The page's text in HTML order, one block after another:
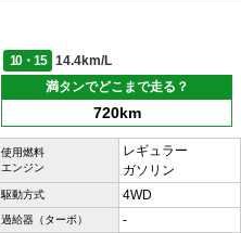
10・15
14.4km/L
満タンでどこまで走る？
720km
使用燃料
エンジン
レギュラー
ガソリン
駆動方式 4WD
過給器（ターボ） -